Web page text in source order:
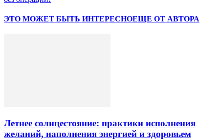
ЭТО МОЖЕТ БЫТЬ ИНТЕРЕСНОЕЩЕ ОТ АВТОРА
Летнее солнцестояние: практики исполнения
желаний, наполнения энергией и здоровьем